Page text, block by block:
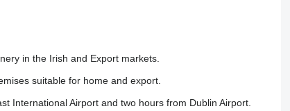
in the Irish and Export markets.
suitable for home and export.
International Airport and two hours from Dublin Airport.